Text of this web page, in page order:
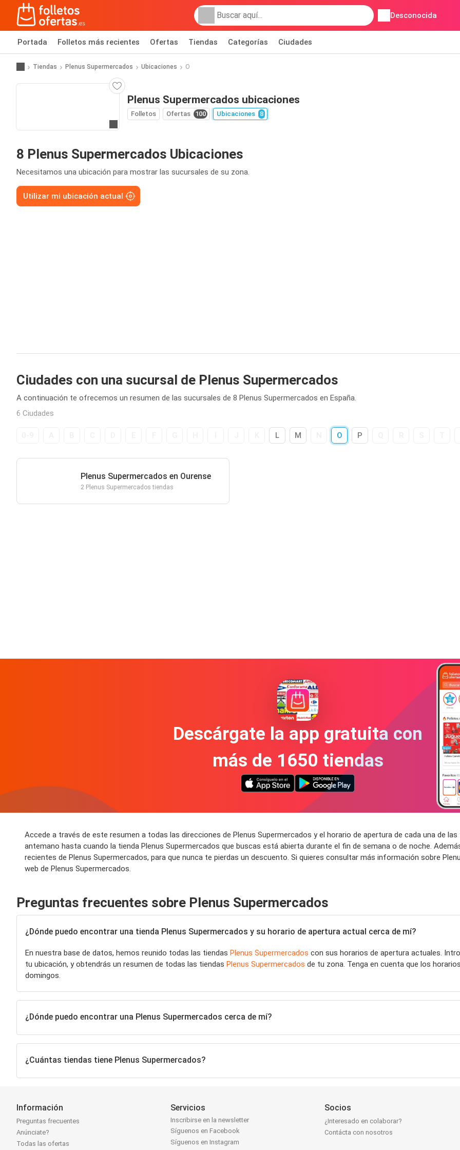
Desconocida
Portada Folletos más recientes Ofertas Tiendas Categorías Ciudades
Tiendas Plenus Supermercados Ubicaciones O
Plenus Supermercados ubicaciones
Folletos Ofertas 100 Ubicaciones 8
8 Plenus Supermercados Ubicaciones
Necesitamos una ubicación para mostrar las sucursales de su zona.
Utilizar mi ubicación actual
Ciudades con una sucursal de Plenus Supermercados
A continuación te ofrecemos un resumen de las sucursales de 8 Plenus Supermercados en España.
6 Ciudades
L M O P
Plenus Supermercados en Ourense
2 Plenus Supermercados tiendas
Descárgate la app gratuita con
más de 1650 tiendas
Accede a través de este resumen a todas las direcciones de Plenus Supermercados y el horario de apertura de cada una de
antemano hasta cuando la tienda Plenus Supermercados que buscas está abierta durante el fin de semana o de noche.
recientes de Plenus Supermercados, para que nunca te pierdas un descuento. Si quieres consultar más información sobre
web de Plenus Supermercados.
Preguntas frecuentes sobre Plenus Supermercados
¿Dónde puedo encontrar una tienda Plenus Supermercados y su horario de apertura actual cerca de mí?
En nuestra base de datos, hemos reunido todas las tiendas Plenus Supermercados con sus horarios de apertura actuales.
tu ubicación, y obtendrás un resumen de todas las tiendas Plenus Supermercados de tu zona. Tenga en cuenta que los
domingos.
¿Dónde puedo encontrar una Plenus Supermercados cerca de mí?
¿Cuántas tiendas tiene Plenus Supermercados?
Información
Preguntas frecuentes
Anúnciate?
Todas las ofertas
Servicios
Inscribirse en la newsletter
Síguenos en Facebook
Síguenos en Instagram
Socios
¿Interesado en colaborar?
Contácta con nosotros